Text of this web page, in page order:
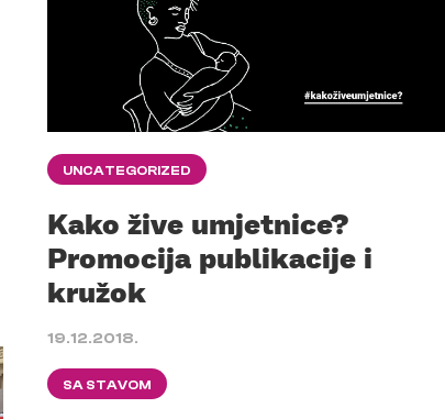
UNCATEGORIZED
Kako žive umjetnice?
Promocija publikacije i
kružok
19.12.2018.
SA STAVOM